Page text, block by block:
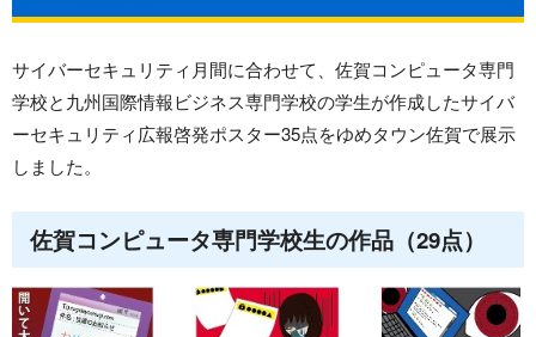
サイバーセキュリティ月間に合わせて、佐賀コンピュータ専門
学校と九州国際情報ビジネス専門学校の学生が作成したサイバ
ーセキュリティ広報啓発ポスター35点をゆめタウン佐賀で展示
しました。
佐賀コンピュータ専門学校生の作品（29点）